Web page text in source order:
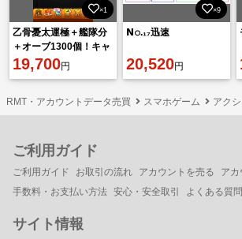
×1
乙骨憂太運極＋艦隊分
＋オーブ1300個！キャ
ラ大量！
19,700円
×9
𝗡𝚘.₁₇迅速
20,520円
RMT・アカウントデータ売買 スマホゲーム アク
ご利用ガイド
ご利用ガイド お取引の流れ アカウントを売る
アカ
手数料・お支払い方法 安心・安全取引 よくある質問
サイト情報